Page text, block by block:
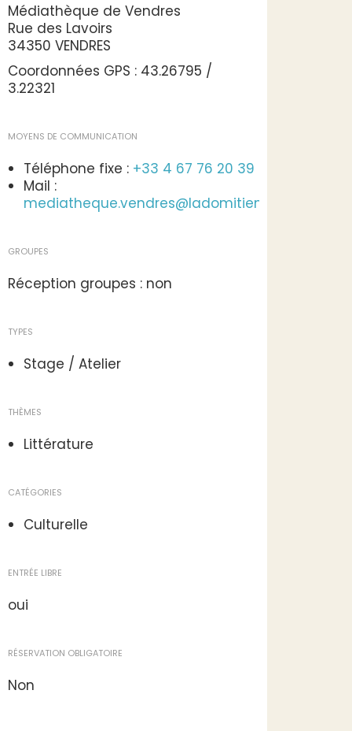
Médiathèque de Vendres
Rue des Lavoirs
34350 VENDRES
Coordonnées GPS : 43.26795 /
3.22321
MOYENS DE COMMUNICATION
Téléphone fixe : +33 4 67 76 20 39
Mail :
mediatheque.vendres@ladomitienne.com
GROUPES
Réception groupes : non
TYPES
Stage / Atelier
THÈMES
Littérature
CATÉGORIES
Culturelle
ENTRÉE LIBRE
oui
RÉSERVATION OBLIGATOIRE
Non